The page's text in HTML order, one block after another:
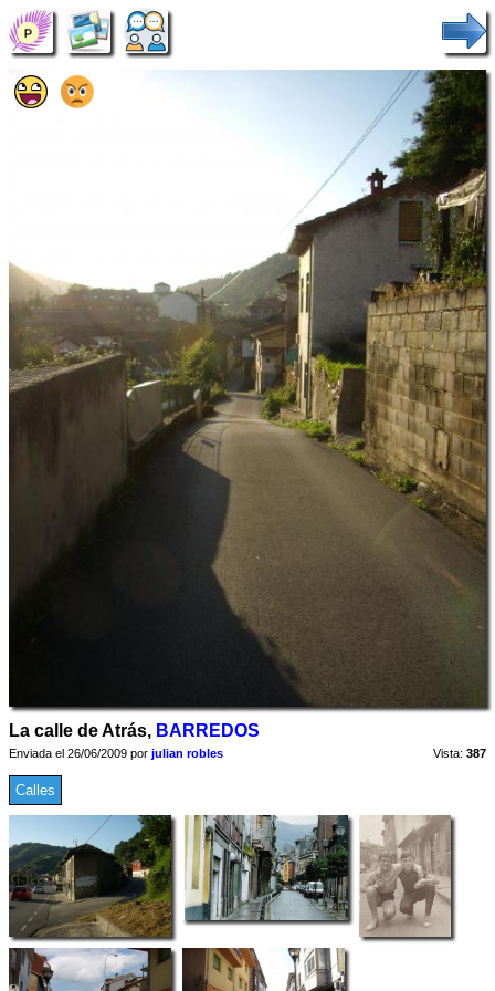
La calle de Atrás, BARREDOS
Enviada el 26/06/2009 por julian robles Vista: 387
Calles